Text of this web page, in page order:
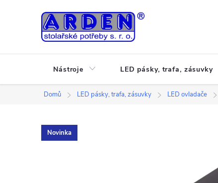
Nástroje LED pásky, trafa, zásuvky
Domů LED pásky, trafa, zásuvky LED ovladače
Novinka